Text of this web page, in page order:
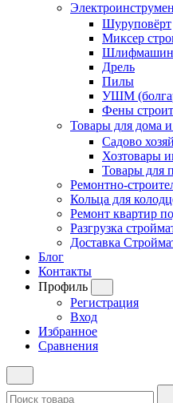
Шуруповёрт
Миксер
Дрель
Пилы
УШМ
Фены
Товары для дома и
Садово
Хозтовары
Товары для
Ремонтно-
Кольца для
Ремонт квартир
Разгрузка
Доставка
Блог
Контакты
Профиль
Регистрация
Вход
Избранное
Сравнения